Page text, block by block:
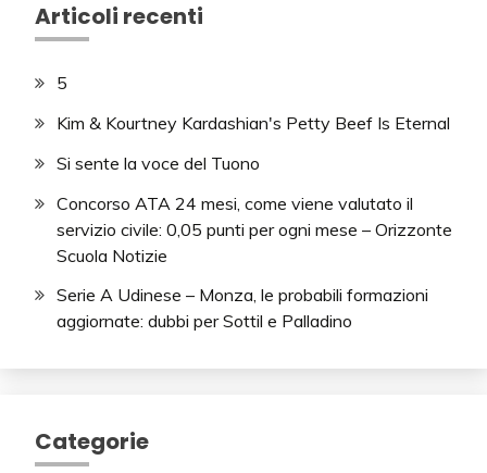
Articoli recenti
5
Kim & Kourtney Kardashian's Petty Beef Is Eternal
Si sente la voce del Tuono
Concorso ATA 24 mesi, come viene valutato il
servizio civile: 0,05 punti per ogni mese – Orizzonte
Scuola Notizie
Serie A Udinese – Monza, le probabili formazioni
aggiornate: dubbi per Sottil e Palladino
Categorie